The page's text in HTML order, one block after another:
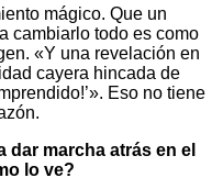
mágico. Que un
cambiarlo todo es como
«Y una revelación en
cayera hincada de
Eso no tiene
dar marcha atrás en el
lo ve?